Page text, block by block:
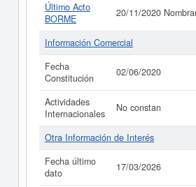
Último Acto
BORME
20/11/2020
Información Comercial
Fecha
Constitución
02/06/2020
Actividades
Internacionales
No constan
Otra Información de Interés
Fecha último
dato
17/03/2026